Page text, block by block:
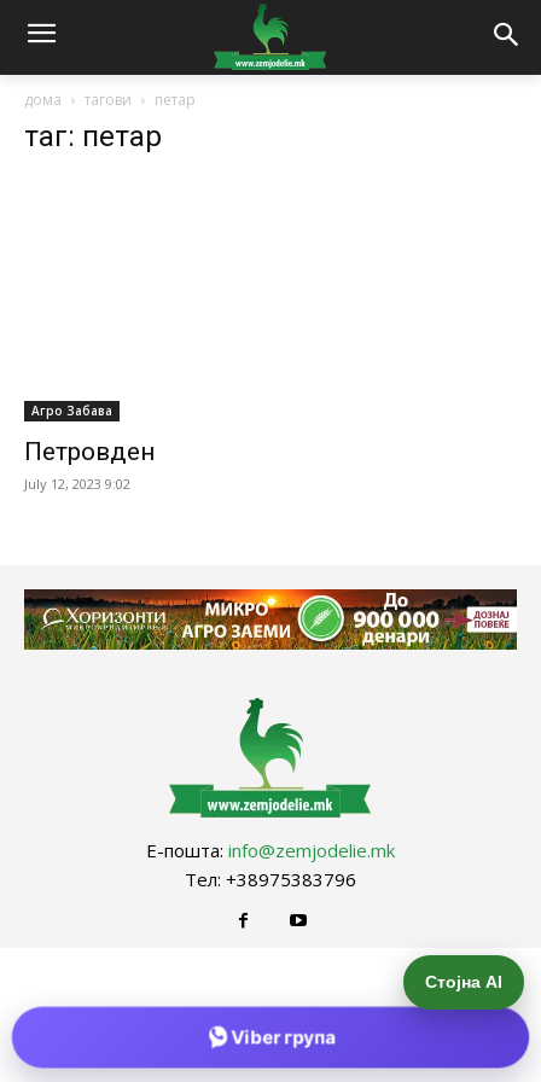
дома тагови петар
таг: петар
Агро Забава
Петровден
July 12, 2023 9:02
Е-пошта: info@zemjodelie.mk
Тел: +38975383796
Стојна AI
Viber група